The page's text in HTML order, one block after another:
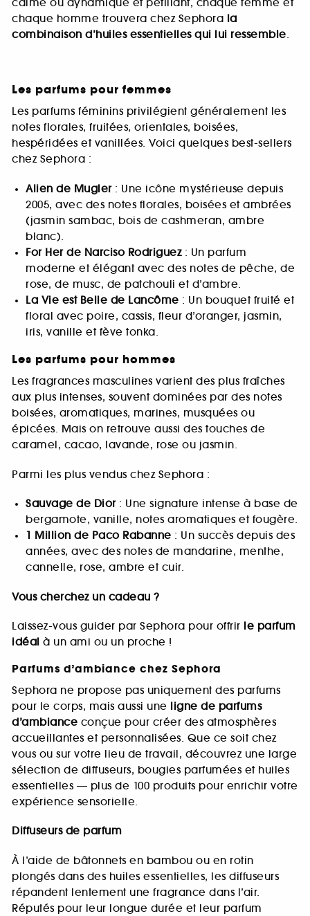
calme ou dynamique et pétillant, chaque femme et
chaque homme trouvera chez Sephora la
combinaison d’huiles essentielles qui lui ressemble.
Les parfums pour femmes
Les parfums féminins privilégient généralement les
notes florales, fruitées, orientales, boisées,
hespéridées et vanillées. Voici quelques best-sellers
chez Sephora :
Alien de Mugler: Une icône mystérieuse depuis
2005, avec des notes florales, boisées et ambrées
(jasmin sambac, bois de cashmeran, ambre
blanc).
For Her de Narciso Rodriguez: Un parfum
moderne et élégant avec des notes de pêche, de
rose, de musc, de patchouli et d’ambre.
La Vie est Belle de Lancôme : Un bouquet fruité et
floral avec poire, cassis, fleur d’oranger, jasmin,
iris, vanille et fève tonka.
Les parfums pour hommes
Les fragrances masculines varient des plus fraîches
aux plus intenses, souvent dominées par des notes
boisées, aromatiques, marines, musquées ou
épicées. Mais on retrouve aussi des touches de
caramel, cacao, lavande, rose ou jasmin.
Parmi les plus vendus chez Sephora :
Sauvage de Dior: Une signature intense à base de
bergamote, vanille, notes aromatiques et fougère.
1 Million de Paco Rabanne : Un succès depuis des
années, avec des notes de mandarine, menthe,
cannelle, rose, ambre et cuir.
Vous cherchez un cadeau ?
Laissez-vous guider par Sephora pour offrir le parfum
idéal à un ami ou un proche !
Parfums d’ambiance chez Sephora
Sephora ne propose pas uniquement des parfums
pour le corps, mais aussi une ligne de parfums
d’ambiance conçue pour créer des atmosphères
accueillantes et personnalisées. Que ce soit chez
vous ou sur votre lieu de travail, découvrez une large
sélection de diffuseurs, bougies parfumées et huiles
essentielles — plus de 100 produits pour enrichir votre
expérience sensorielle.
Diffuseurs de parfum
À l’aide de bâtonnets en bambou ou en rotin
plongés dans des huiles essentielles, les diffuseurs
répandent lentement une fragrance dans l’air.
Réputés pour leur longue durée et leur parfum